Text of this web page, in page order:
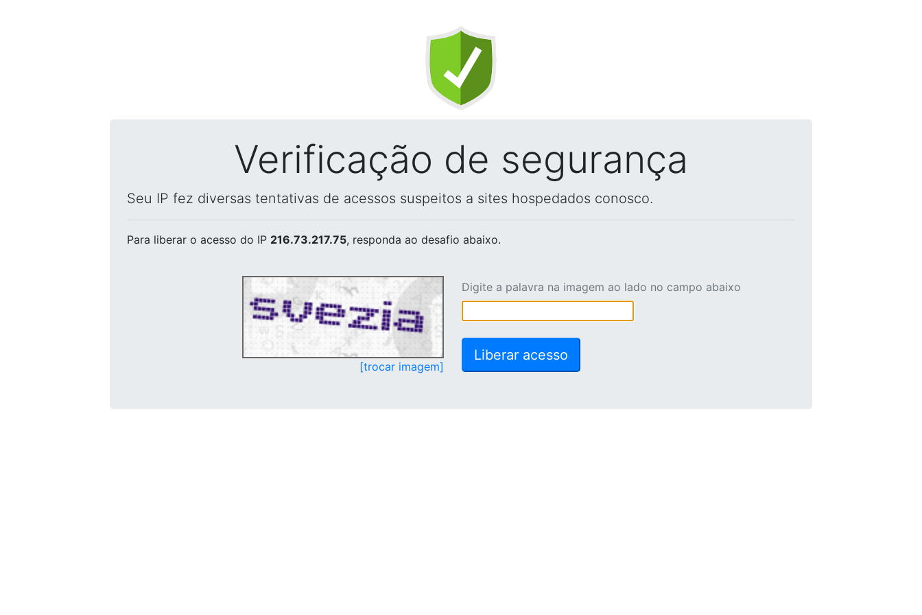
Verificação de segurança
Seu IP fez diversas tentativas de acessos suspeitos a sites hospedados conosco.
Para liberar o acesso do IP 216.73.217.75, responda ao desafio abaixo.
[trocar imagem]
Digite a palavra na imagem ao lado no campo abaixo